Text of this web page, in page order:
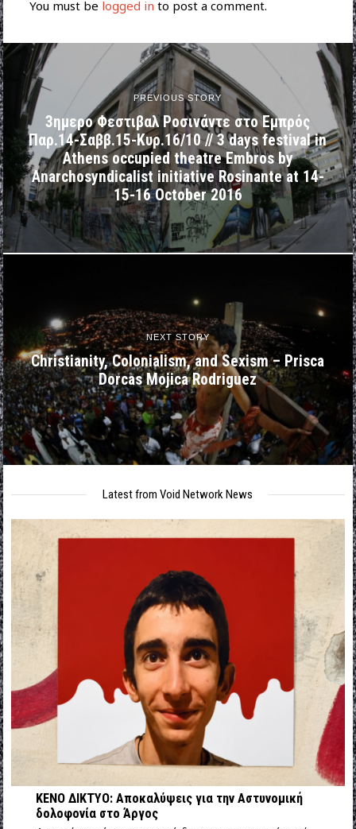
You must be logged in to post a comment.
PREVIOUS STORY
3ημερο Φεστιβαλ Ροσινάντε στο Εμπρός
Παρ.14-Σαββ.15-Κυρ.16/10 // 3 days festival in
Athens occupied theatre Embros by
Anarchosyndicalist initiative Rosinante at 14-
15-16 October 2016
NEXT STORY
Christianity, Colonialism, and Sexism – Prisca
Dorcas Mojica Rodriguez
Latest from Void Network News
ΚΕΝΟ ΔΙΚΤΥΟ: Αποκαλύψεις για την Αστυνομική
δολοφονία στο Άργος